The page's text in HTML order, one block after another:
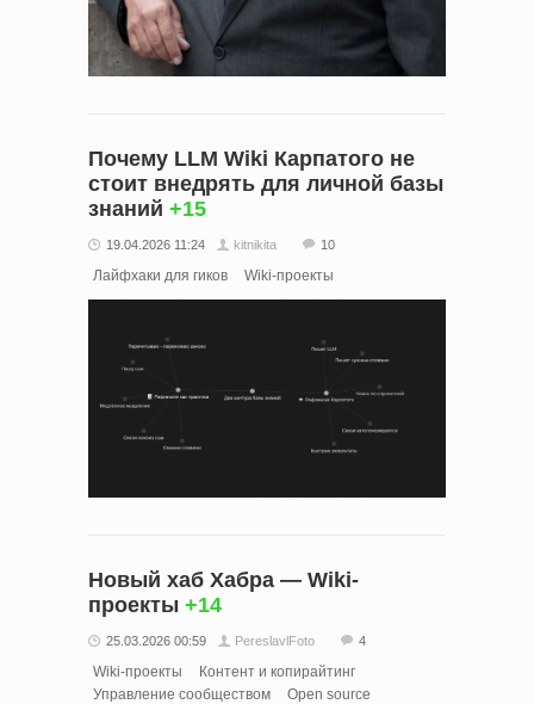
Почему LLM Wiki Карпатого не
стоит внедрять для личной базы
знаний +15
19.04.2026 11:24 kitnikita 10
Лайфхаки для гиков Wiki-проекты
Новый хаб Хабра — Wiki-
проекты +14
25.03.2026 00:59 PereslavlFoto 4
Wiki-проекты
Контент и копирайтинг
Управление сообществом
Open source